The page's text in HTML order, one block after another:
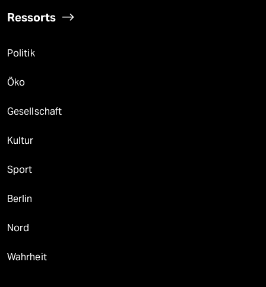
Ressorts
Politik
Öko
Gesellschaft
Kultur
Sport
Berlin
Nord
Wahrheit